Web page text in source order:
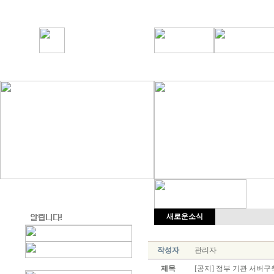
새로운소식
작성자 관리자
제목 [공지] 정부 기관 서버구